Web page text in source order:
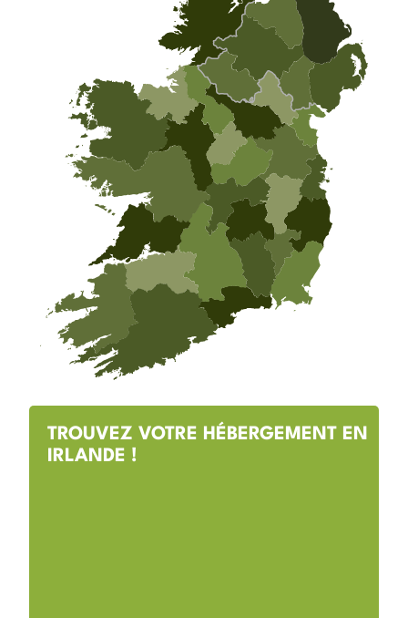
TROUVEZ VOTRE HÉBERGEMENT EN
IRLANDE !